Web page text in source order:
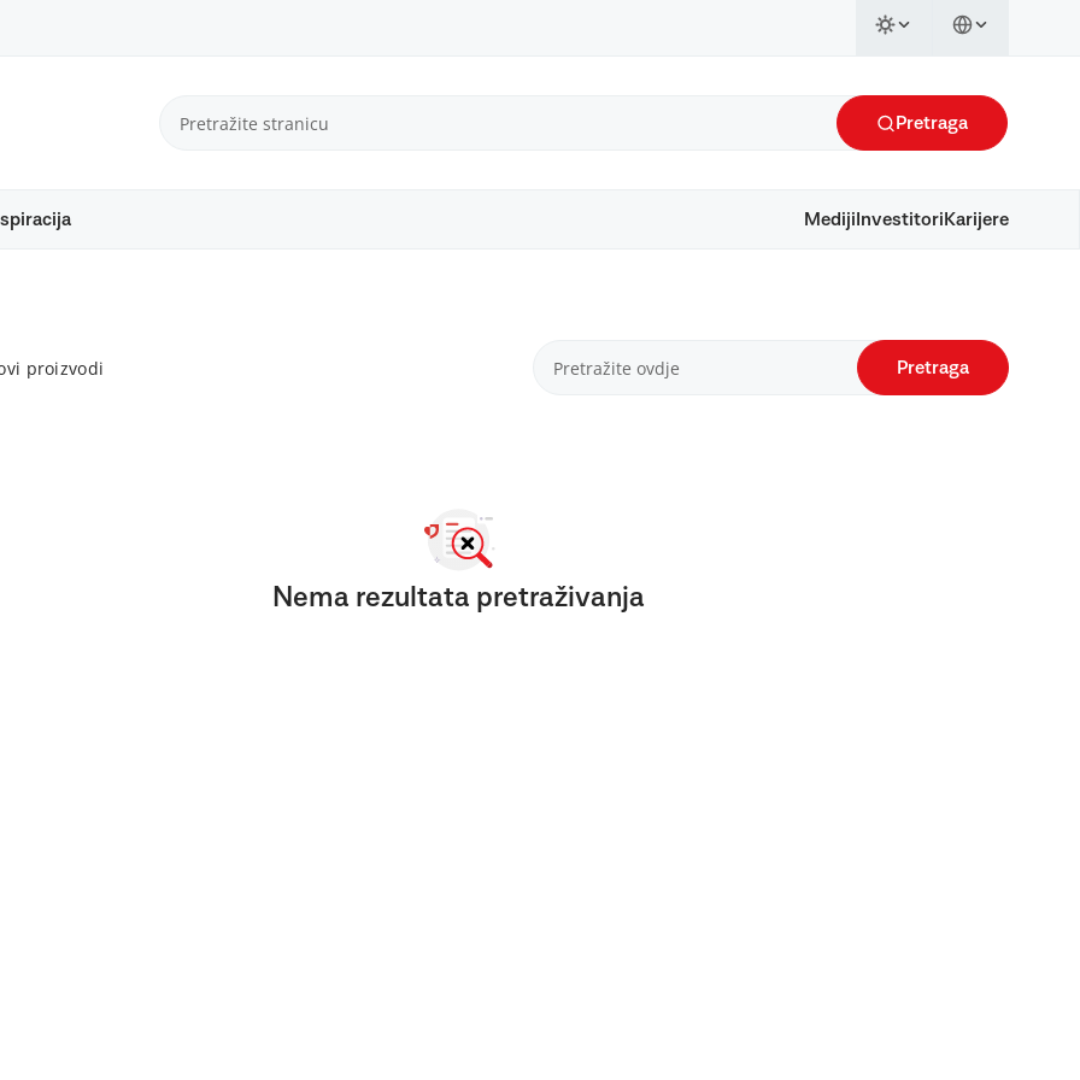
Pretraga
Mediji Investitori Karijere
proizvodi Pretraga
Nema rezultata pretraživanja